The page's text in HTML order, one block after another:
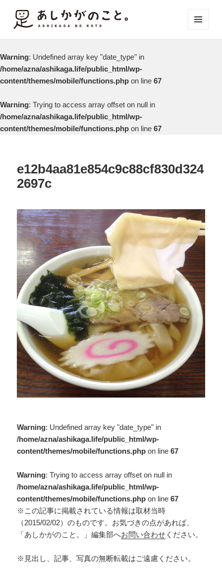
Warning: Undefined array key "date_type" in
/home/azna/ashikaga.life/public_html/wp-
content/themes/mobile/functions.php on line 67
Warning: Trying to access array offset on null in
/home/azna/ashikaga.life/public_html/wp-
content/themes/mobile/functions.php on line 67
e12b4aa81e854c9c88cf830d324
2697c
Warning: Undefined array key "date_type" in
/home/azna/ashikaga.life/public_html/wp-
content/themes/mobile/functions.php on line67
Warning: Trying to access array offset on null in
/home/azna/ashikaga.life/public_html/wp-
content/themes/mobile/functions.php on line67
※この記事に掲載されている情報は取材当時
（2015/02/02）のものです。お気づきの点があれば、
「あしかがのこと。」編集部へお問い合わせ ください。
※見出し、記事、写真の無断転載はご遠慮ください。